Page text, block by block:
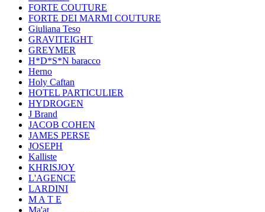
FORTE COUTURE
FORTE DEI MARMI COUTURE
Giuliana Teso
GRAVITEIGHT
GREYMER
H*D*S*N baracco
Herno
Holy Caftan
HOTEL PARTICULIER
HYDROGEN
J Brand
JACOB COHEN
JAMES PERSE
JOSEPH
Kalliste
KHRISJOY
L'AGENCE
LARDINI
M A T E
Ma'at